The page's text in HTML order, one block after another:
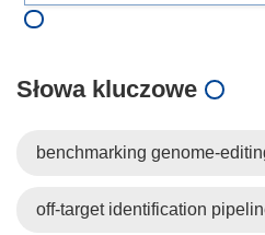
Słowa kluczowe
benchmarking genome-
off-target identification